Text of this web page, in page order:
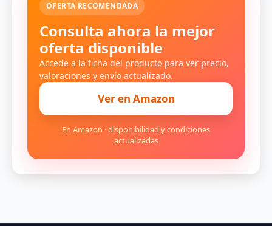
OFERTA RECOMENDADA
Consulta ahora la mejor
oferta disponible
Accede a la ficha del producto para ver precio,
valoraciones y envío actualizado.
Ver en Amazon
En Amazon · disponibilidad y condiciones
actualizadas